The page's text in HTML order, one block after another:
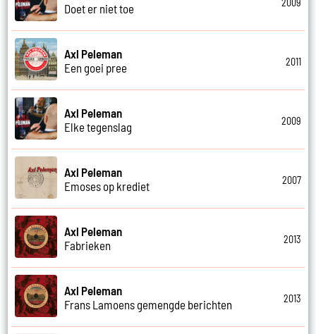
Doet er niet toe
Axl Peleman
Een goei pree
2011
Axl Peleman
Elke tegenslag
2009
Axl Peleman
Emoses op krediet
2007
Axl Peleman
Fabrieken
2013
Axl Peleman
Frans Lamoens gemengde berichten
2013